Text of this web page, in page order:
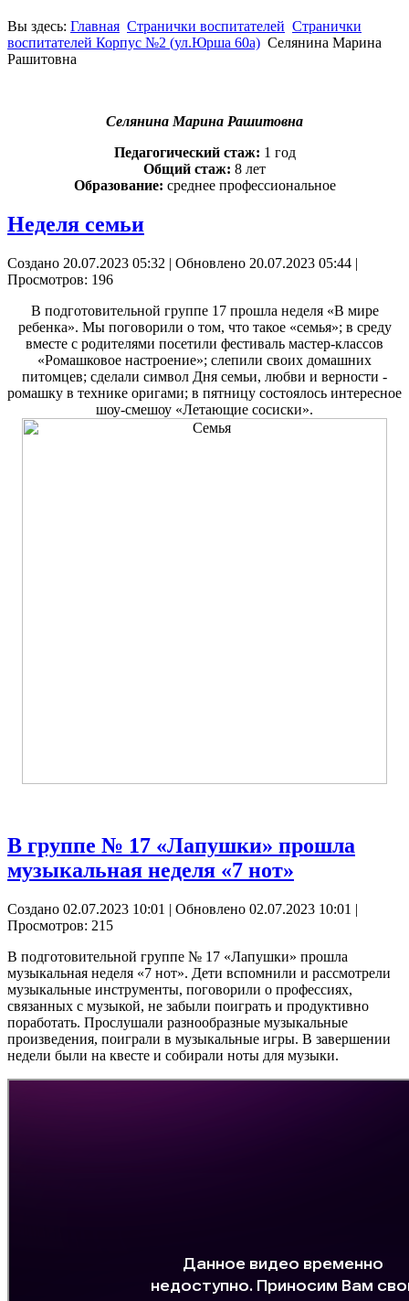
Вы здесь: Главная Странички воспитателей Странички
воспитателей Корпус №2 (ул.Юрша 60а) Селянина Марина
Рашитовна
Селянина Марина Рашитовна
Педагогический стаж: 1 год
Общий стаж: 8 лет
Образование: среднее профессиональное
Неделя семьи
Создано 20.07.2023 05:32 | Обновлено 20.07.2023 05:44 |
Просмотров: 196
В подготовительной группе 17 прошла неделя «В мире
ребенка». Мы поговорили о том, что такое «семья»; в среду
вместе с родителями посетили фестиваль мастер-классов
«Ромашковое настроение»; слепили своих домашних
питомцев; сделали символ Дня семьи, любви и верности -
ромашку в технике оригами; в пятницу состоялось интересное
шоу-смешоу «Летающие сосиски».
В группе № 17 «Лапушки» прошла
музыкальная неделя «7 нот»
Создано 02.07.2023 10:01 | Обновлено 02.07.2023 10:01 |
Просмотров: 215
В подготовительной группе № 17 «Лапушки» прошла
музыкальная неделя «7 нот». Дети вспомнили и рассмотрели
музыкальные инструменты, поговорили о профессиях,
связанных с музыкой, не забыли поиграть и продуктивно
поработать. Прослушали разнообразные музыкальные
произведения, поиграли в музыкальные игры. В завершении
недели были на квесте и собирали ноты для музыки.